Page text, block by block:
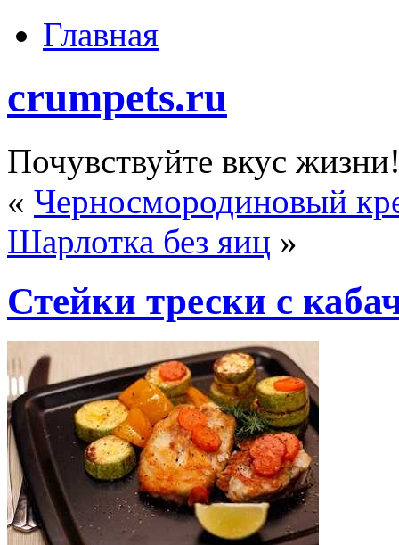
Главная
crumpets.ru
Почувствуйте вкус
« Черносмородиновый
Шарлотка без яиц »
Стейки трески с